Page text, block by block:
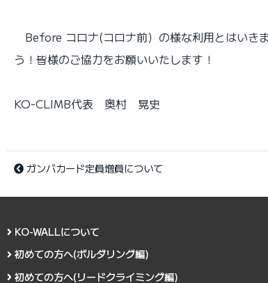
Before コロナ(コロナ前）の様な利用とはいき
う！皆様のご協力をお願いいたします！
KO-CLIMB代表 奥村 晃史
ガンバカード定員増員について
KO-WALLについて
初めての方へ(ボルダリング編)
初めての方へ(リードクライミング編)